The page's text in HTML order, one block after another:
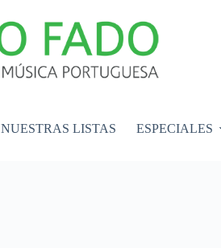
NUESTRAS LISTAS ESPECIALES